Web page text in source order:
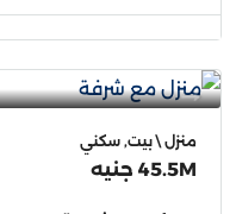
منزل \ بيت, سكني
45.5M جنيه